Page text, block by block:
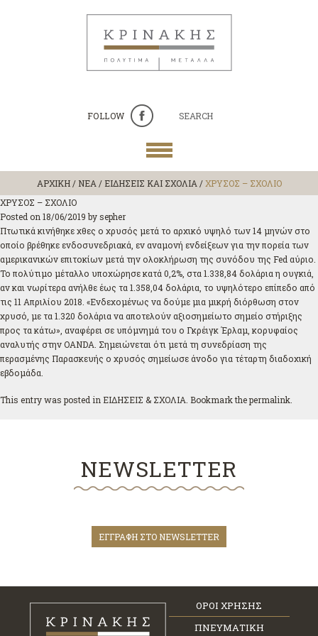
FOLLOW SEARCH
ΑΡΧΙΚΗ/ ΝΕΑ / ΕΙΔΗΣΕΙΣ ΚΑΙ ΣΧΟΛΙΑ /ΧΡΥΣΟΣ – ΣΧΟΛΙΟ
ΧΡΥΣΟΣ – ΣΧΟΛΙΟ
Posted on 18/06/2019 bysepher
Πτωτικά κινήθηκε χθες ο χρυσός μετά το αρχικό υψηλό των 14 μηνών στο
οποίο βρέθηκε ενδοσυνεδριακά, εν αναμονή ενδείξεων για την πορεία των
αμερικανικών επιτοκίων μετά την ολοκλήρωση της συνόδου της Fed αύριο.
Το πολύτιμο μέταλλο υποχώρησε κατά 0,2%, στα 1.338,84 δολάρια η ουγκιά,
αν και νωρίτερα ανήλθε έως τα 1.358,04 δολάρια, το υψηλότερο επίπεδο από
τις 11 Απριλίου 2018. «Ενδεχομένως να δούμε μια μικρή διόρθωση στον
χρυσό, με τα 1.320 δολάρια να αποτελούν αξιοσημείωτο σημείο στήριξης
προς τα κάτω», αναφέρει σε υπόμνημά του ο Γκρέιγκ Έρλαμ, κορυφαίος
αναλυτής στην OANDA. Σημειώνεται ότι μετά τη συνεδρίαση της
περασμένης Παρασκευής ο χρυσός σημείωσε άνοδο για τέταρτη διαδοχική
εβδομάδα.
This entry was posted in ΕΙΔΗΣΕΙΣ & ΣΧΟΛΙΑ . Bookmark thepermalink
NEWSLETTER
ΕΓΓΡΑΦΗ ΣΤΟ NEWSLETTER
ΟΡΟΙ ΧΡΗΣΗΣ
ΠΝΕΥΜΑΤΙΚΗ